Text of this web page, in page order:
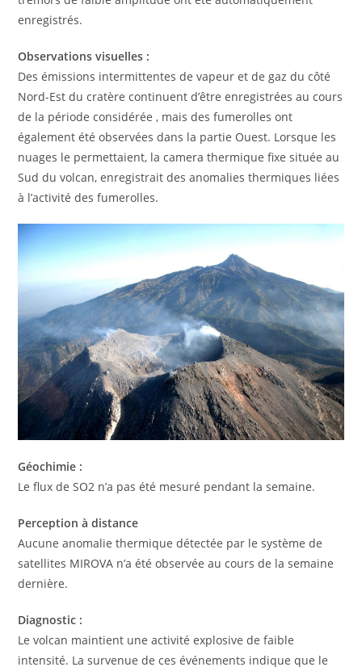
enregistrés.
Observations visuelles :
Des émissions intermittentes de vapeur et de gaz du côté
Nord-Est du cratère continuent d’être enregistrées au cours
de la période considérée , mais des fumerolles ont
également été observées dans la partie Ouest. Lorsque les
nuages le permettaient, la camera thermique fixe située au
Sud du volcan, enregistrait des anomalies thermiques liées
à l’activité des fumerolles.
Géochimie :
Le flux de SO2 n’a pas été mesuré pendant la semaine.
Perception à distance
Aucune anomalie thermique détectée par le système de
satellites MIROVA n’a été observée au cours de la semaine
dernière.
Diagnostic :
Le volcan maintient une activité explosive de faible
intensité. La survenue de ces événements indique que le